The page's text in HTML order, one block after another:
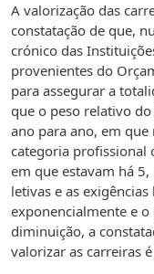
A valorização das
constatação de que,
crónico das
provenientes do
para assegurar a
que o peso relativo
ano para ano, em
categoria profissional
em que estavam há
letivas e as
exponencialmente e
diminuição, a
valorizar as carreiras